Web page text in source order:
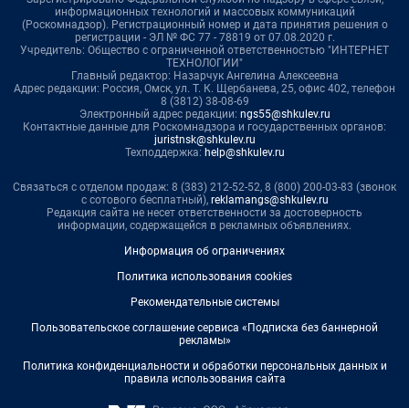
информационных технологий и массовых коммуникаций
(Роскомнадзор). Регистрационный номер и дата принятия решения о
регистрации - ЭЛ № ФС 77 - 78819 от 07.08.2020 г.
Учредитель: Общество с ограниченной ответственностью "ИНТЕРНЕТ
ТЕХНОЛОГИИ"
Главный редактор: Назарчук Ангелина Алексеевна
Адрес редакции: Россия, Омск, ул. Т. К. Щербанева, 25, офис 402, телефон
8 (3812) 38-08-69
Электронный адрес редакции: ngs55@shkulev.ru
Контактные данные для Роскомнадзора и государственных органов:
juristnsk@shkulev.ru
Техподдержка: help@shkulev.ru
Связаться с отделом продаж: 8 (383) 212-52-52, 8 (800) 200-03-83 (звонок
с сотового бесплатный), reklamangs@shkulev.ru
Редакция сайта не несет ответственности за достоверность
информации, содержащейся в рекламных объявлениях.
Информация об ограничениях
Политика использования cookies
Рекомендательные системы
Пользовательское соглашение сервиса «Подписка без баннерной
рекламы»
Политика конфиденциальности и обработки персональных данных и
правила использования сайта